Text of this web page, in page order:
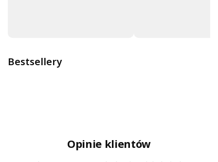
Bestsellery
Opinie klientów